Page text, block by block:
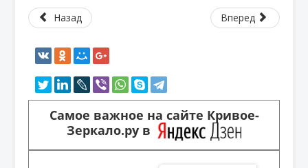
Назад Вперед
Самое важное на сайте Кривое-
Зеркало.ру в